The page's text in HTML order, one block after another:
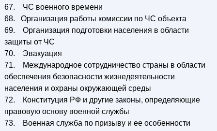
67. ЧС военного времени
68. Организация работы комиссии по ЧС объекта
69. Организация подготовки населения в области
защиты от ЧС
70. Эвакуация
71. Международное сотрудничество страны в области
обеспечения безопасности жизнедеятельности
населения и охраны окружающей среды
72. Конституция РФ и другие законы, определяющие
правовую основу военной службы
73. Военная служба по призыву и ее особенности